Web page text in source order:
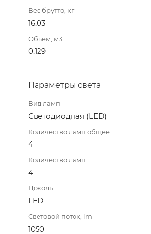
Вес брутто, кг
16.03
Объем, м3
0.129
Параметры света
Вид ламп
Светодиодная (LED)
Количество ламп общее
4
Количество ламп
4
Цоколь
LED
Световой поток, lm
1050